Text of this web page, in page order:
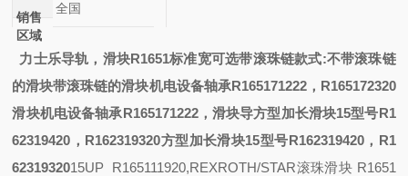
销售
区域
全国
力士乐导轨，滑块R1651标准宽可选带滚珠链款式:不带滚珠链
的滑块带滚珠链的滑块机电设备轴承R165171222，R165172320
滑块机电设备轴承R165171222， 滑块导方型加长滑块15型号R1
62319420，R162319320方型加长滑块15型号R162319420，R1
6231932015UP R165111920,REXROTH/STAR滚珠滑块 R1651